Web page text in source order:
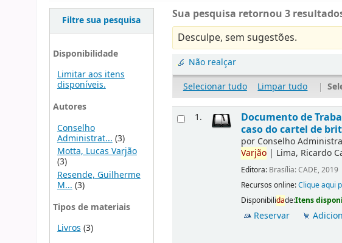
Filtre sua pesquisa
Disponibilidade
Limitar aos itens
disponíveis.
Autores
Conselho
Administrat... (3)
Motta, Lucas Varjão
(3)
Resende, Guilherme
M... (3)
Tipos de materiais
Livros(3)
Sua pesquisa retornou 3
Desculpe, sem sugestões.
Não realçar
Selecionar tudo
Limpar tudo |
1.
Documento de
caso do cartel de
por Conselho
Varjão | Lima, Ricardo
Editora: Brasília: CADE, 2019
Recursos online:Clique aqui
Disponibilidade:Itens
Reservar